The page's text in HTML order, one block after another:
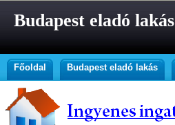
Budapest eladó lakás
Főoldal Budapest eladó lakás